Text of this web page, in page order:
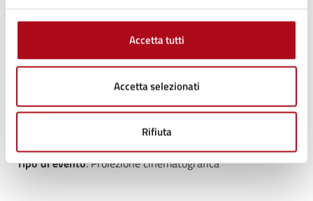
Accetta tutti
Accetta selezionati
Rifiuta
Ufficio Scuola, Cultura, Turismo
0547699716
E-mail:cultura@comune.mercatosaraceno.fc.it
scuola@comune.mercatosaraceno.fc.it
Tipo di evento: Proiezione cinematografica